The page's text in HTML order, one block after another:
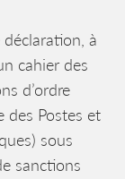
à
cahier des
d’ordre
des Postes et
sous
sanctions